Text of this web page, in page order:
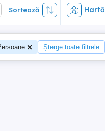
Sortează Hartă
Șterge toate filtrele